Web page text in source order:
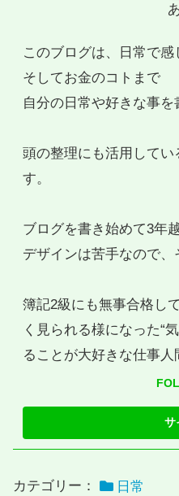
このブログは、日常で感
そしてお金のコトまで
自分の日常や好きな事を
頭の整理にも活用して
す。
ブログを書き始めて3年
デザインは苦手なので、
簿記2級にも無事合格し
く見られる様になった“
ることが大好きな仕事人
カテゴリー：
日常